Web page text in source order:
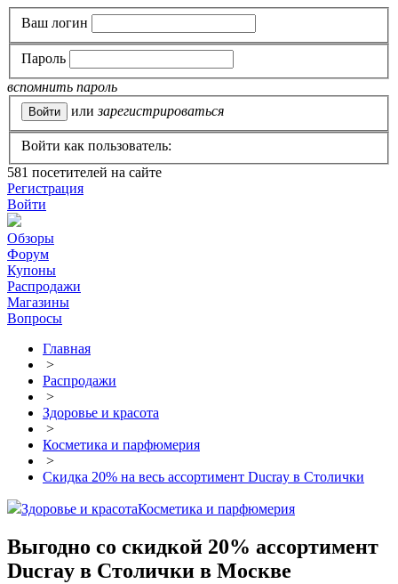
Ваш логин
Пароль
вспомнить пароль
или зарегистрироваться
Войти как пользователь:
581 посетителей на сайте
Регистрация
Войти
Обзоры
Форум
Купоны
Распродажи
Магазины
Вопросы
Главная
>
Распродажи
>
Здоровье и красота
>
Косметика и парфюмерия
>
Скидка 20% на весь ассортимент Ducray в Столички
Здоровье и красотаКосметика и парфюмерия
Выгодно со скидкой 20% ассортимент
Ducray в Столички в Москве